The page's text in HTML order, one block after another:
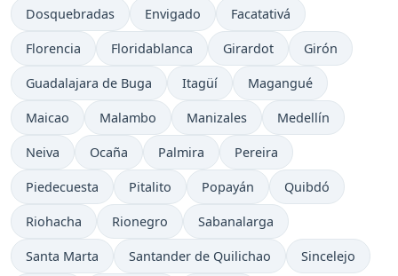
Dosquebradas Envigado Facatativá
Florencia Floridablanca Girardot Girón
Guadalajara de Buga Itagüí Magangué
Maicao Malambo Manizales Medellín
Neiva Ocaña Palmira Pereira
Piedecuesta Pitalito Popayán Quibdó
Riohacha Rionegro Sabanalarga
Santa Marta Santander de Quilichao Sincelejo